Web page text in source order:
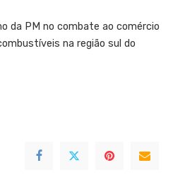
da PM no combate ao comércio
na região sul do